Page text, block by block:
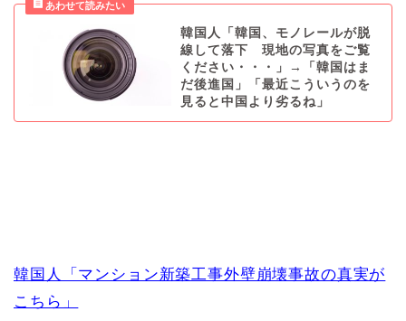
韓国人「韓国、モノレールが脱
線して落下 現地の写真をご覧
ください・・・」→「韓国はま
だ後進国」「最近こういうのを
見ると中国より劣るね」
韓国人「マンション新築工事外壁崩壊事故の真実が
こちら」